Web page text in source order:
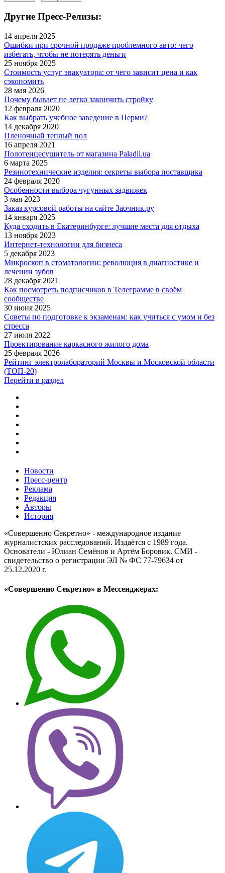
Другие Пресс-Релизы:
14 апреля 2025
Ошибки при срочной продаже проблемного авто: чего
избегать, чтобы не потерять деньги
25 ноября 2025
Стоимость услуг эвакуатора: от чего зависит цена и как
сэкономить
28 мая 2026
Почему бывает не легко закончить стройку
12 февраля 2020
Как выбрать учебное заведение в Перми?
14 декабря 2020
Пленочный теплый пол
16 апреля 2021
Полотенцесушитель от магазина Paladii.ua
6 марта 2025
Резинотехнические изделия: секреты выбора поставщика
24 февраля 2020
Особенности выбора чугунных задвижек
3 мая 2023
Заказ курсовой работы на сайте Заочник.ру
14 января 2025
Куда сходить в Екатеринбурге: лучшие места для отдыха
13 ноября 2023
Интернет-технологии для бизнеса
5 декабря 2023
Микроскоп в стоматологии: революция в диагностике и
лечении зубов
28 декабря 2021
Как посмотреть подписчиков в Телеграмме в своём
сообществе
30 июня 2025
Советы по подготовке к экзаменам: как учиться с умом и без
стресса
27 июля 2022
Проектирование каркасного жилого дома
25 февраля 2026
Рейтинг электролабораторий Москвы и Московской области
(ТОП‑20)
Перейти в раздел
Новости
Пресс-центр
Реклама
Редакция
Авторы
История
«Совершенно Секретно» - международное издание
журналистских расследований. Издаётся с 1989 года.
Основатели - Юлиан Семёнов и Артём Боровик. CМИ -
свидетельство о регистрации ЭЛ № ФС 77-79634 от
25.12.2020 г.
«Совершенно Секретно» в Мессенджерах: